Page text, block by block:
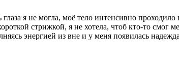
я не могла, моё тело интенсивно
стрижкой, я не хотела, чтоб кто-то смог
энергией из вне и у меня появилась